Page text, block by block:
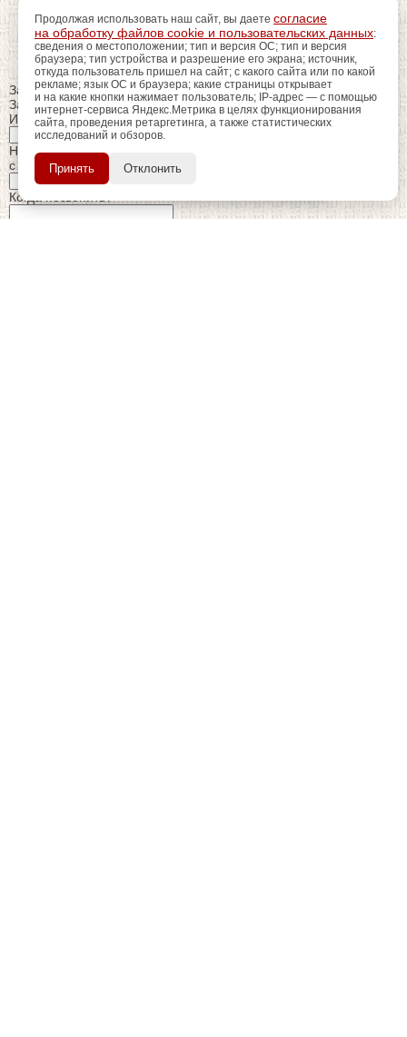
Продолжая использовать наш сайт, вы даете согласие
на обработку файлов cookie и пользовательских данных:
сведения о местоположении; тип и версия ОС; тип и версия
браузера; тип устройства и разрешение его экрана; источник,
откуда пользователь пришел на сайт; с какого сайта или по какой
рекламе; язык ОС и браузера; какие страницы открывает
и на какие кнопки нажимает пользователь; IP-адрес — с помощью
интернет-сервиса Яндекс.Метрика в целях функционирования
сайта, проведения ретаргетинга, а также статистических
исследований и обзоров.
Принять Отклонить
Закрыть
Заказ обратного звонка
Имя Отчество:
Номер телефона:
с кодом города
Когда позвонить?
Пройдитерегистрацию
использования
дополнительных возможностей